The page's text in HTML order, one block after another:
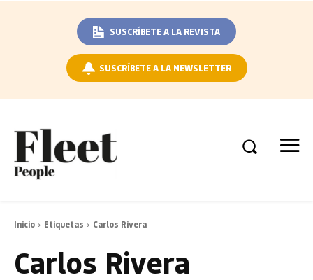
SUSCRÍBETE A LA REVISTA
SUSCRÍBETE A LA NEWSLETTER
Inicio Etiquetas Carlos Rivera
Carlos Rivera